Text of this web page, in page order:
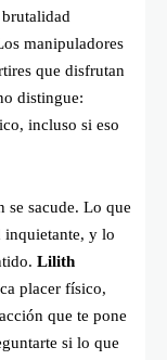
manipuladores
que disfrutan
distingue:
incluso si eso
se sacude. Lo que
inquietante, y lo
Lilith
placer físico,
que te pone
si lo que